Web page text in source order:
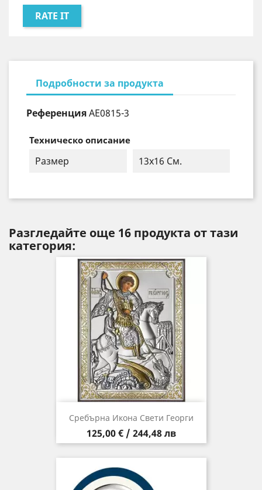
RATE IT
Подробности за продукта
РеференцияAE0815-3
Техническо описание
Размер 13х16 См.
Разгледайте още 16 продукта от тази
категория:
Сребърна Икона Свети Георги
Цена
125,00 € / 244,48 лв